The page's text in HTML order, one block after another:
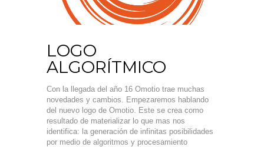
LOGO
ALGORÍTMICO
Con la llegada del año 16 Omotio trae muchas
novedades y cambios. Empezaremos hablando
del nuevo logo de Omotio. Este se crea como
resultado de materializar lo que mas nos
identifica: la generación de infinitas posibilidades
por medio de algoritmos y procesamiento